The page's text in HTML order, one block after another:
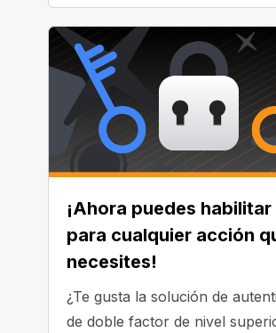
¡Ahora puedes habilitar
para cualquier acción
necesites!
¿Te gusta la solución de
de doble factor de nivel